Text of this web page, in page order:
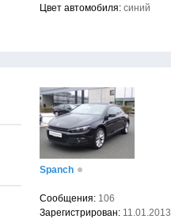
Цвет автомобиля: синий
Spanch
Сообщения: 106
Зарегистрирован: 11.01.2013